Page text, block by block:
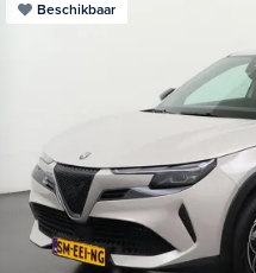
Beschikbaar